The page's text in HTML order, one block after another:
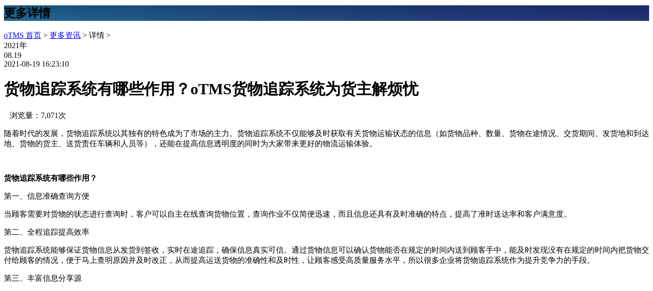
更多详情
oTMS 首页 > 更多资讯 > 详情 >
2021年
08.19
2021-08-19 16:23:10
货物追踪系统有哪些作用？oTMS货物追踪系统为货主解烦忧
浏览量：7,071次
随着时代的发展，货物追踪系统以其独有的特色成为了市场的主力。货物追踪系统不仅能够及时获取有关货物运输状态的信息（如货物品种、数量、货物在途情况、交货期间、发货地和到达
地、货物的货主、送货责任车辆和人员等），还能在提高信息透明度的同时为大家带来更好的物流运输体验。
货物追踪系统有哪些作用？
第一、信息准确查询方便
当顾客需要对货物的状态进行查询时，客户可以自主在线查询货物位置，查询作业不仅简便迅速，而且信息还具有及时准确的特点，提高了准时送达率和客户满意度。
第二、全程追踪提高效率
货物追踪系统能够保证货物信息从发货到签收，实时在途追踪，确保信息真实可信。通过货物信息可以确认货物能否在规定的时间内送到顾客手中，能及时发现没有在规定的时间内把货物交
付给顾客的情况，便于马上查明原因并及时改正，从而提高运送货物的准确性和及时性，让顾客感受高质量服务水平，所以很多企业将货物追踪系统作为提升竞争力的手段。
第三、丰富信息分享源